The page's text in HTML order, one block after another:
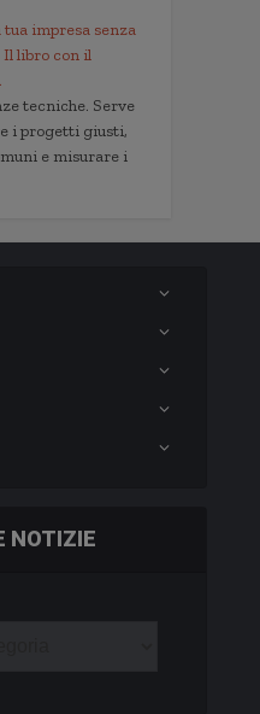
impresa senza
Il libro con il
tecniche. Serve
i progetti giusti,
e misurare i
NOTIZIE